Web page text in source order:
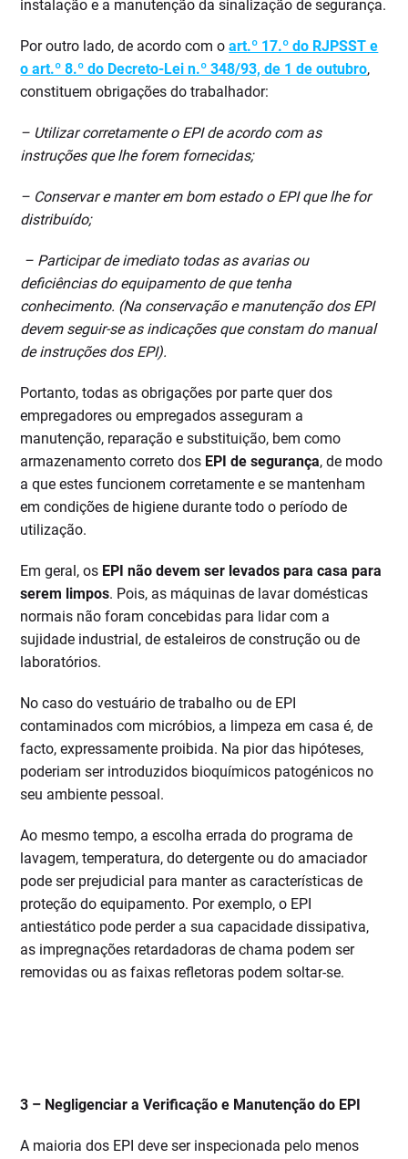
instalação e a manutenção da sinalização de segurança.
Por outro lado, de acordo com oart.º 17.º do RJPSST e
o art.º 8.º do Decreto-Lei n.º 348/93, de 1 de outubro,
constituem obrigações do trabalhador:
– Utilizar corretamente o EPI de acordo com as
instruções que lhe forem fornecidas;
– Conservar e manter em bom estado o EPI que lhe for
distribuído;
– Participar de imediato todas as avarias ou
deficiências do equipamento de que tenha
conhecimento. (Na conservação e manutenção dos EPI
devem seguir-se as indicações que constam do manual
de instruções dos EPI).
Portanto, todas as obrigações por parte quer dos
empregadores ou empregados asseguram a
manutenção, reparação e substituição, bem como
armazenamento correto dos EPI de segurança, de modo
a que estes funcionem corretamente e se mantenham
em condições de higiene durante todo o período de
utilização.
Em geral, os EPI não devem ser levados para casa para
serem limpos. Pois, as máquinas de lavar domésticas
normais não foram concebidas para lidar com a
sujidade industrial, de estaleiros de construção ou de
laboratórios.
No caso do vestuário de trabalho ou de EPI
contaminados com micróbios, a limpeza em casa é, de
facto, expressamente proibida. Na pior das hipóteses,
poderiam ser introduzidos bioquímicos patogénicos no
seu ambiente pessoal.
Ao mesmo tempo, a escolha errada do programa de
lavagem, temperatura, do detergente ou do amaciador
pode ser prejudicial para manter as características de
proteção do equipamento. Por exemplo, o EPI
antiestático pode perder a sua capacidade dissipativa,
as impregnações retardadoras de chama podem ser
removidas ou as faixas refletoras podem soltar-se.
3 – Negligenciar a Verificação e Manutenção do EPI
A maioria dos EPI deve ser inspecionada pelo menos